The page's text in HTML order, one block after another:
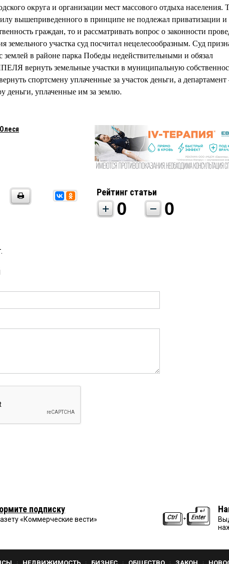
округа и организации мест массового отдыха населения.
вышеприведенного в принципе не подлежал приватизации и
граждан, то и рассматривать вопрос о законности
земельного участка суд посчитал нецелесообразным. Суд
землей в районе парка Победы недействительными и обязал
вернуть земельные участки в муниципальную
спортсмену уплаченные за участок деньги, а
деньги, уплаченные им за землю.
Рейтинг статьи
0 0
подписку
«Коммерческие вести»